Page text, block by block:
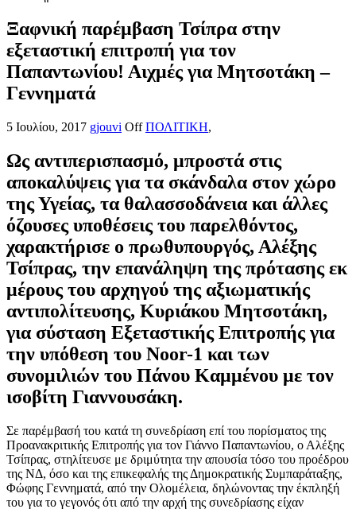
Ξαφνική παρέμβαση Τσίπρα στην
εξεταστική επιτροπή για τον
Παπαντωνίου! Αιχμές για Μητσοτάκη –
Γεννηματά
5 Ιουλίου, 2017 gjouvi Off ΠΟΛΙΤΙΚΗ,
Ως αντιπερισπασμό, μπροστά στις
αποκαλύψεις για τα σκάνδαλα στον χώρο
της Υγείας, τα θαλασσοδάνεια και άλλες
όζουσες υποθέσεις του παρελθόντος,
χαρακτήρισε ο πρωθυπουργός, Αλέξης
Τσίπρας, την επανάληψη της πρότασης εκ
μέρους του αρχηγού της αξιωματικής
αντιπολίτευσης, Κυριάκου Μητσοτάκη,
για σύσταση Εξεταστικής Επιτροπής για
την υπόθεση του Noor-1 και των
συνομιλιών του Πάνου Καμμένου με τον
ισοβίτη Γιαννουσάκη.
Σε παρέμβασή του κατά τη συνεδρίαση επί του πορίσματος της
Προανακριτικής Επιτροπής για τον Γιάννο Παπαντωνίου, ο Αλέξης
Τσίπρας, στηλίτευσε με δριμύτητα την απουσία τόσο του προέδρου
της ΝΔ, όσο και της επικεφαλής της Δημοκρατικής Συμπαράταξης,
Φώφης Γεννηματά, από την Ολομέλεια, δηλώνοντας την έκπληξή
του για το γεγονός ότι από την αρχή της συνεδρίασης είχαν